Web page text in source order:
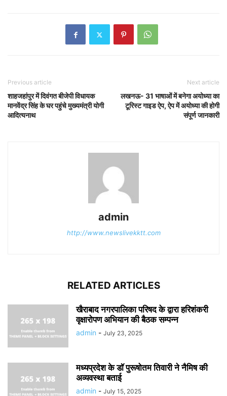
Previous article
शाहजहांपुर में दिवंगत बीजेपी विधायक
मानवेंद्र सिंह के घर पहुंचे मुख्यमंत्री योगी
आदित्यनाथ
Next article
लखनऊ- 31 भाषाओं में बनेगा अयोध्या का
टूरिस्ट गाइड ऐप, ऐप में अयोध्या की होगी
संपूर्ण जानकारी
admin
http://www.newslivekktt.com
RELATED ARTICLES
खैराबाद नगरपालिका परिषद के द्वारा हरिशंकरी
वृक्षारोपण अभियान की बैठक सम्पन्न
admin - July 23, 2025
मध्यप्रदेश के डॉ पुरूषोतम तिवारी ने नैमिष की
अव्यवस्था बताई
admin - July 15, 2025